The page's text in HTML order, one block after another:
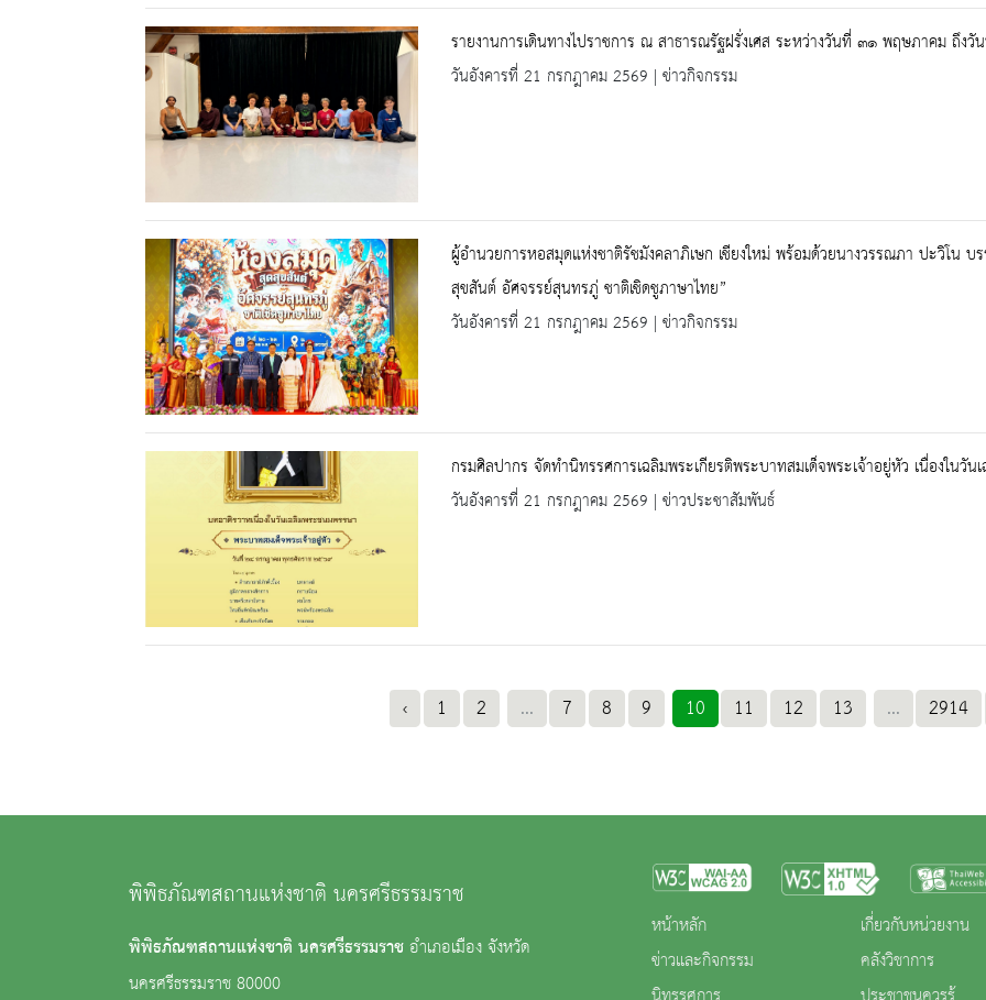
รายงานการเดินทางไปราชการ ณ สาธารณรัฐฝรั่งเศส ระหว่างวันที่ ๓๑ พฤษภาคม ถึ
วันอังคารที่ 21 กรกฎาคม 2569 | ข่าวกิจกรรม
ผู้อำนวยการหอสมุดแห่งชาติรัชมังคลาภิเษก เชียงใหม่ พร้อมด้วยนางวรรณภา ปะวิโน
สุขสันต์ อัศจรรย์สุนทรภู่ ชาติเชิดชูภาษาไทย”
วันอังคารที่ 21 กรกฎาคม 2569 | ข่าวกิจกรรม
กรมศิลปากร จัดทำนิทรรศการเฉลิมพระเกียรติพระบาทสมเด็จพระเจ้าอยู่หัว เนื่องใน
วันอังคารที่ 21 กรกฎาคม 2569 | ข่าวประชาสัมพันธ์
‹ 1 2 ... 7 8 9 10 11 12 13 ... 2914
พิพิธภัณฑสถานแห่งชาติ นครศรีธรรมราช
พิพิธภัณฑสถานแห่งชาติ นครศรีธรรมราชอำเภอเมือง จังหวัด
นครศรีธรรมราช 80000
หน้าหลัก
ข่าวและกิจกรรม
เกี่ยวกับหน่วยงาน
คลังวิชาการ